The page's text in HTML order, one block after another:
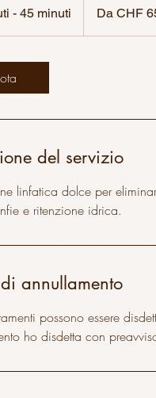
- 45 minuti
0
-
4
i
u
i
franchiDa CHF
del servizio
linfatica dolce per
e ritenzione idrica.
annullamento
possono essere
ho disdetta con